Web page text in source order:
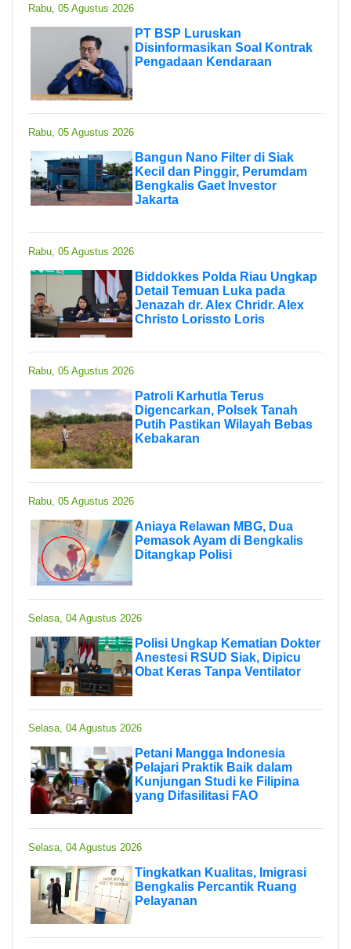
Rabu, 05 Agustus 2026
PT BSP Luruskan
Disinformasikan Soal Kontrak
Pengadaan Kendaraan
Rabu, 05 Agustus 2026
Bangun Nano Filter di Siak
Kecil dan Pinggir, Perumdam
Bengkalis Gaet Investor
Jakarta
Rabu, 05 Agustus 2026
Biddokkes Polda Riau Ungkap
Detail Temuan Luka pada
Jenazah dr. Alex Chridr. Alex
Christo Lorissto Loris
Rabu, 05 Agustus 2026
Patroli Karhutla Terus
Digencarkan, Polsek Tanah
Putih Pastikan Wilayah Bebas
Kebakaran
Rabu, 05 Agustus 2026
Aniaya Relawan MBG, Dua
Pemasok Ayam di Bengkalis
Ditangkap Polisi
Selasa, 04 Agustus 2026
Polisi Ungkap Kematian Dokter
Anestesi RSUD Siak, Dipicu
Obat Keras Tanpa Ventilator
Selasa, 04 Agustus 2026
Petani Mangga Indonesia
Pelajari Praktik Baik dalam
Kunjungan Studi ke Filipina
yang Difasilitasi FAO
Selasa, 04 Agustus 2026
Tingkatkan Kualitas, Imigrasi
Bengkalis Percantik Ruang
Pelayanan